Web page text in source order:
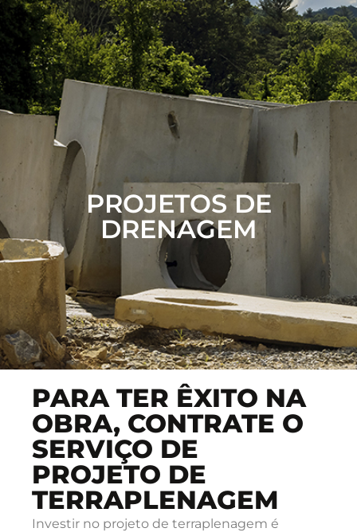
PROJETOS DE
DRENAGEM
PARA TER ÊXITO NA
OBRA, CONTRATE O
SERVIÇO DE
PROJETO DE
TERRAPLENAGEM
Investir no projeto de terraplenagem é